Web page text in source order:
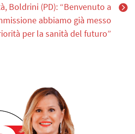
Boldrini (PD): “Benvenuto a
abbiamo già messo
per la sanità del futuro”